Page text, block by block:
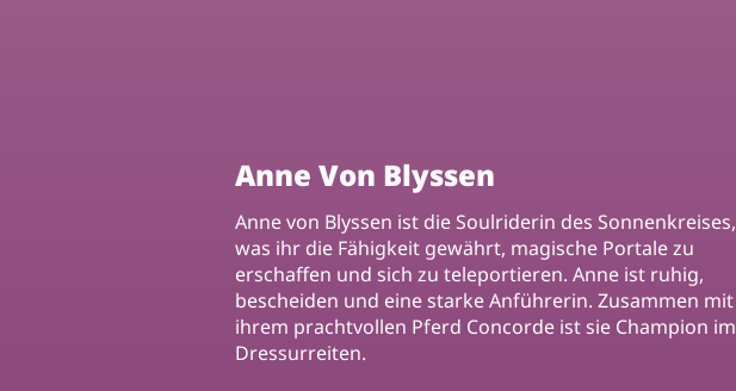
Anne Von Blyssen
Anne von Blyssen ist die Soulriderin des Sonnenkreises,
was ihr die Fähigkeit gewährt, magische Portale zu
erschaffen und sich zu teleportieren. Anne ist ruhig,
bescheiden und eine starke Anführerin. Zusammen mit
ihrem prachtvollen Pferd Concorde ist sie Champion im
Dressurreiten.